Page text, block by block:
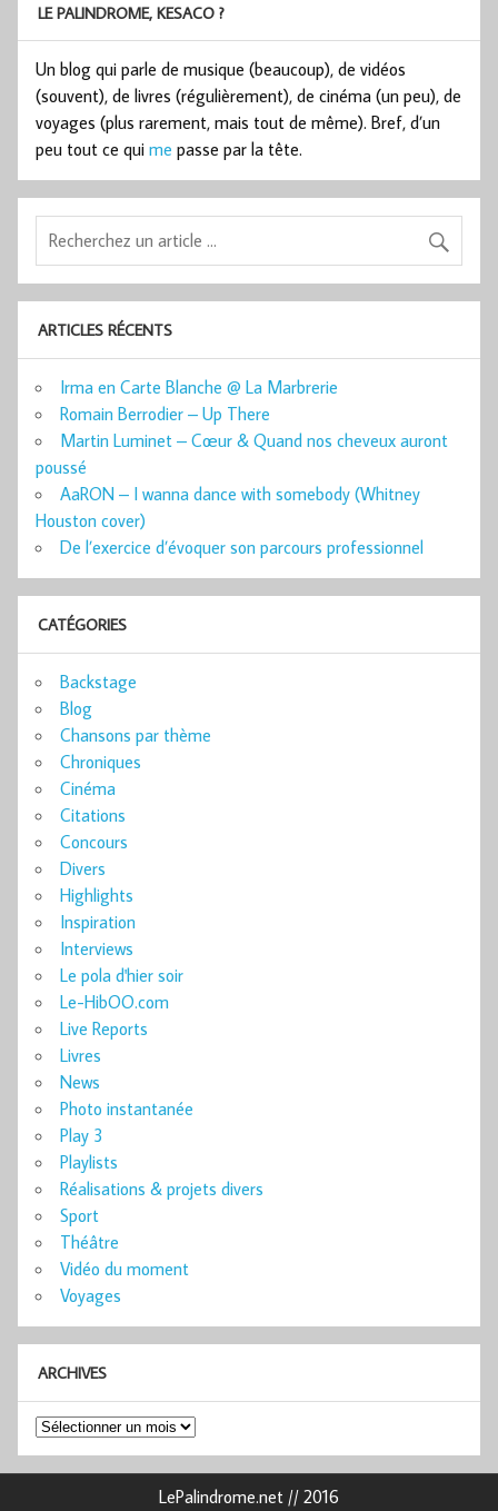
LE PALINDROME, KESACO ?
Un blog qui parle de musique (beaucoup), de vidéos
(souvent), de livres (régulièrement), de cinéma (un peu), de
voyages (plus rarement, mais tout de même). Bref, d’un
peu tout ce qui me passe par la tête.
ARTICLES RÉCENTS
Irma en Carte Blanche @ La Marbrerie
Romain Berrodier – Up There
Martin Luminet – Cœur & Quand nos cheveux auront
poussé
AaRON – I wanna dance with somebody (Whitney
Houston cover)
De l’exercice d’évoquer son parcours professionnel
CATÉGORIES
Backstage
Blog
Chansons par thème
Chroniques
Cinéma
Citations
Concours
Divers
Highlights
Inspiration
Interviews
Le pola d'hier soir
Le-HibOO.com
Live Reports
Livres
News
Photo instantanée
Play 3
Playlists
Réalisations & projets divers
Sport
Théâtre
Vidéo du moment
Voyages
ARCHIVES
Archives
LePalindrome.net // 2016